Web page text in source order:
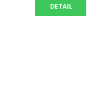
DETAIL